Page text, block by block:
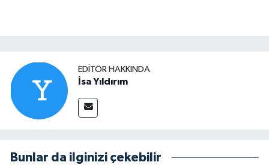
EDITÖR HAKKINDA
İsa Yıldırım
Bunlar da ilginizi çekebilir